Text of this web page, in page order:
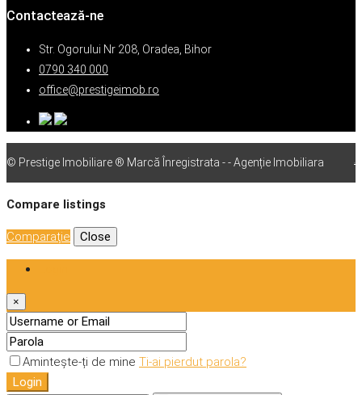
Contactează-ne
Str. Ogorului Nr 208, Oradea, Bihor
0790 340 000
office@prestigeimob.ro
© Prestige Imobiliare ® Marcă Înregistrata - - Agenție Imobiliara
Compare listings
Comparaţie Close
×
Amintește-ți de mine Ti-ai pierdut parola?
Login